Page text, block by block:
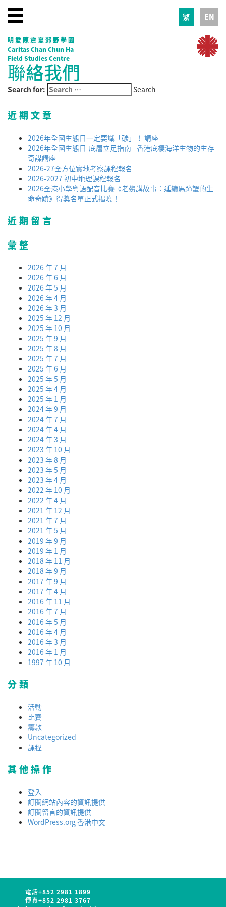
繁 EN
明愛陳震夏郊野學園
Caritas Chan Chun Ha
Field Studies Centre
聯絡我們
Search for: Search
近期文章
2026年全國生態日一定要識「碳」！ 講座
2026年全國生態日-底層立足指南– 香港底棲海洋生物的生存
奇謀講座
2026-27全方位實地考察課程報名
2026-2027 初中地理課程報名
2026全港小學粵語配音比賽《老鱟講故事：延續馬蹄蟹的生
命奇蹟》得獎名單正式揭曉！
近期留言
彙整
2026 年 7 月
2026 年 6 月
2026 年 5 月
2026 年 4 月
2026 年 3 月
2025 年 12 月
2025 年 10 月
2025 年 9 月
2025 年 8 月
2025 年 7 月
2025 年 6 月
2025 年 5 月
2025 年 4 月
2025 年 1 月
2024 年 9 月
2024 年 7 月
2024 年 4 月
2024 年 3 月
2023 年 10 月
2023 年 8 月
2023 年 5 月
2023 年 4 月
2022 年 10 月
2022 年 4 月
2021 年 12 月
2021 年 7 月
2021 年 5 月
2019 年 9 月
2019 年 1 月
2018 年 11 月
2018 年 9 月
2017 年 9 月
2017 年 4 月
2016 年 11 月
2016 年 7 月
2016 年 5 月
2016 年 4 月
2016 年 3 月
2016 年 1 月
1997 年 10 月
分類
活動
比賽
籌款
Uncategorized
課程
其他操作
登入
訂閱網站內容的資訊提供
訂閱留言的資訊提供
WordPress.org 香港中文
電話+852 2981 1899
傳真+852 2981 3767